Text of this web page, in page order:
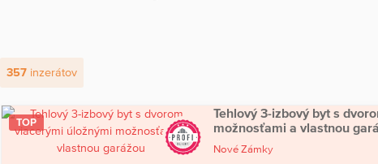
357inzerátov
TOP
Tehlový 3-izbový byt s
možnosťami a vlastnou
Nové Zámky